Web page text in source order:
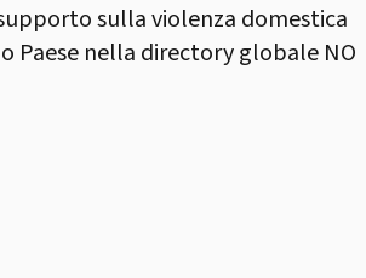
sulla violenza domestica
Paese nella directory globale NO